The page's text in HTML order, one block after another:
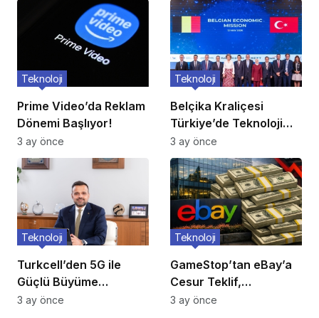
Prime Video’da Reklam
Dönemi Başlıyor!
Teknoloji
3 ay önce
Belçika Kraliçesi
Türkiye’de Teknoloji
Ziyareti
Teknoloji
3 ay önce
Turkcell’den 5G ile
Güçlü Büyüme
Hamlesi!
Teknoloji
3 ay önce
GameStop’tan eBay’a
Cesur Teklif,
Reddedildi!
Teknoloji
3 ay önce